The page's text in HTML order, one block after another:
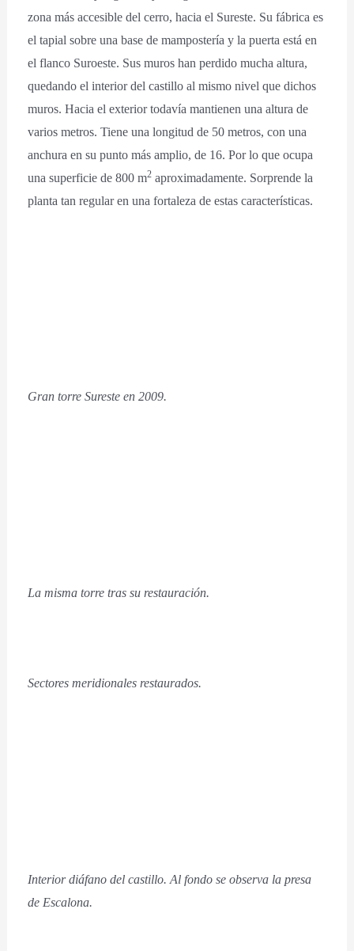
zona más accesible del cerro, hacia el Sureste. Su fábrica es
el tapial sobre una base de mampostería y la puerta está en
el flanco Suroeste. Sus muros han perdido mucha altura,
quedando el interior del castillo al mismo nivel que dichos
muros. Hacia el exterior todavía mantienen una altura de
varios metros. Tiene una longitud de 50 metros, con una
anchura en su punto más amplio, de 16. Por lo que ocupa
una superficie de 800 m2 aproximadamente. Sorprende la
planta tan regular en una fortaleza de estas características.
Gran torre Sureste en 2009.
La misma torre tras su restauración.
Sectores meridionales restaurados.
Interior diáfano del castillo. Al fondo se observa la presa
de Escalona.